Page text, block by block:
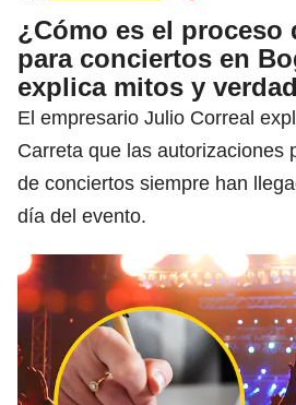
¿Cómo es el proceso
para conciertos en
explica mitos y
El empresario Julio Correal
Carreta que las autorizaciones
de conciertos siempre han
día del evento.